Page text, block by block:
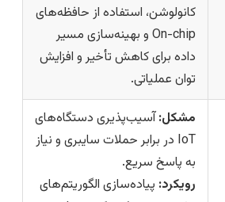
کانولوشن، استفاده از حافظه‌های
On-chip و بهینه‌سازی مسیر
داده برای کاهش تأخیر و افزایش
توان عملیاتی.
مشکل:آسیب‌پذیری دستگاه‌های
IoT در برابر حملات سایبری و نیاز
به پاسخ سریع.
رویکرد: پیاده‌سازی الگوریتم‌های